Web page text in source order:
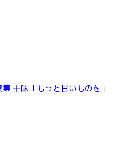
十味「もっと甘いものを」